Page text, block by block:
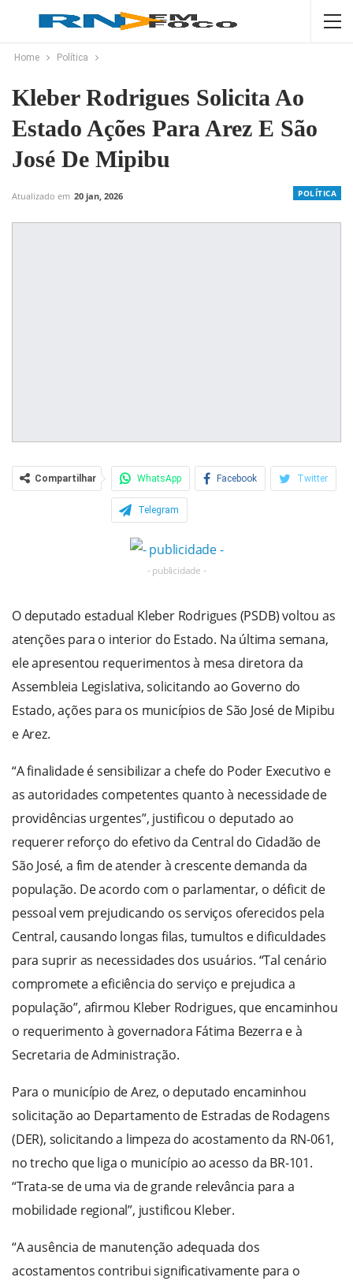
Home Política
Kleber Rodrigues Solicita Ao
Estado Ações Para Arez E São
José De Mipibu
POLÍTICA
Atualizado em 20 jan, 2026
Compartilhar WhatsApp Facebook Twitter
Telegram
- publicidade -
O deputado estadual Kleber Rodrigues (PSDB) voltou as
atenções para o interior do Estado. Na última semana,
ele apresentou requerimentos à mesa diretora da
Assembleia Legislativa, solicitando ao Governo do
Estado, ações para os municípios de São José de Mipibu
e Arez.
“A finalidade é sensibilizar a chefe do Poder Executivo e
as autoridades competentes quanto à necessidade de
providências urgentes”, justificou o deputado ao
requerer reforço do efetivo da Central do Cidadão de
São José, a fim de atender à crescente demanda da
população. De acordo com o parlamentar, o déficit de
pessoal vem prejudicando os serviços oferecidos pela
Central, causando longas filas, tumultos e dificuldades
para suprir as necessidades dos usuários. “Tal cenário
compromete a eficiência do serviço e prejudica a
população”, afirmou Kleber Rodrigues, que encaminhou
o requerimento à governadora Fátima Bezerra e à
Secretaria de Administração.
Para o município de Arez, o deputado encaminhou
solicitação ao Departamento de Estradas de Rodagens
(DER), solicitando a limpeza do acostamento da RN-061,
no trecho que liga o município ao acesso da BR-101.
“Trata-se de uma via de grande relevância para a
mobilidade regional”, justificou Kleber.
“A ausência de manutenção adequada dos
acostamentos contribui significativamente para o